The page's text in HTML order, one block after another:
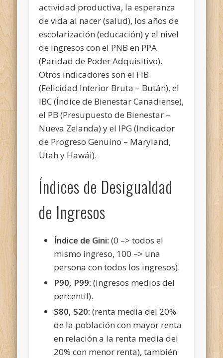
actividad productiva, la esperanza
de vida al nacer (salud), los años de
escolarización (educación) y el nivel
de ingresos con el PNB en PPA
(Paridad de Poder Adquisitivo).
Otros indicadores son el FIB
(Felicidad Interior Bruta – Bután), el
IBC (Índice de Bienestar Canadiense),
el PB (Presupuesto de Bienestar –
Nueva Zelanda) y el IPG (Indicador
de Progreso Genuino – Maryland,
Utah y Hawái).
Índices de Desigualdad
de Ingresos
Índice de Gini: (0 –> todos el
mismo ingreso, 100 –> una
persona con todos los ingresos).
P90, P99: (ingresos medios del
percentil).
S80, S20: (renta media del 20%
de la población con mayor renta
en relación a la renta media del
20% con menor renta), también